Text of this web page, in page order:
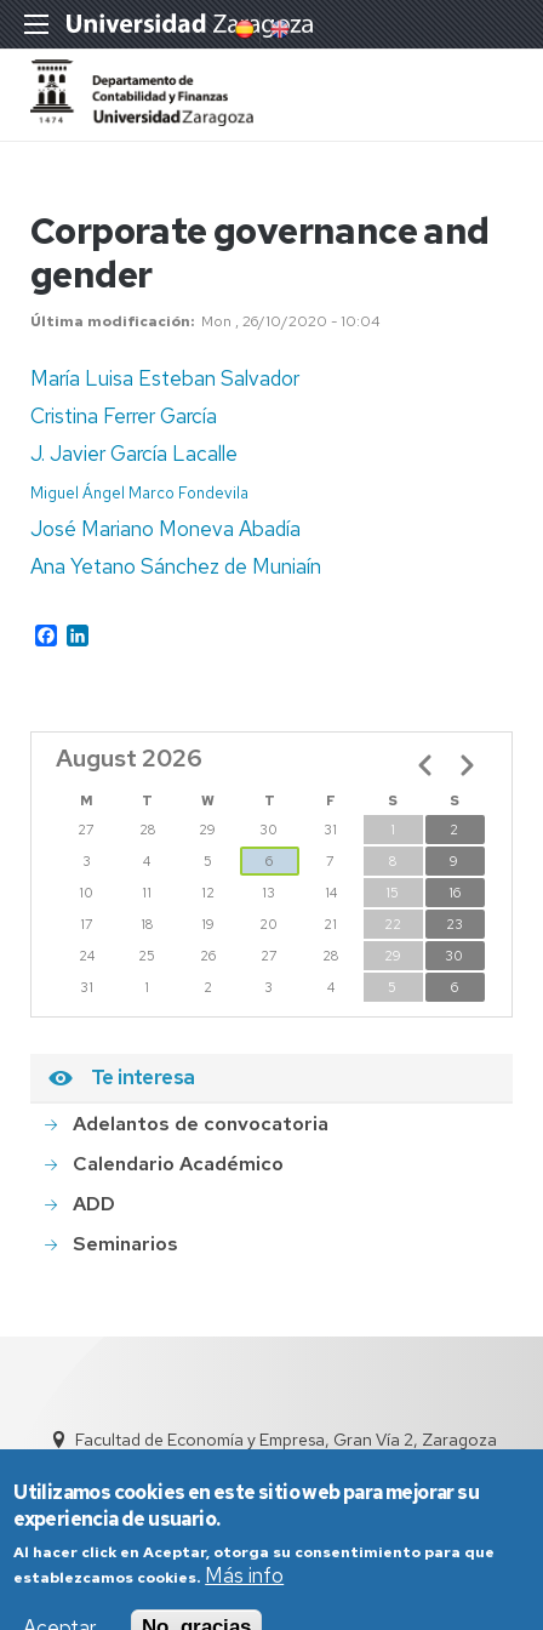
Corporate governance and
gender
Última modificación Mon , 26/10/2020 - 10:04
María Luisa Esteban Salvador
Cristina Ferrer García
J. Javier García Lacalle
Miguel Ángel Marco Fondevila
José Mariano Moneva Abadía
Ana Yetano Sánchez de Muniaín
Facebook
August 2026
M T W T F S
S
27
28 29 30 31 1
2
3
4 5 6 7 8
9
10
11 12 13 14 15
16
17
18 19 20 21 22
23
24
25 26 27 28 29
30
31
1 2 3 4 5 6
Pagination
Te interesa
Adelantos de convocatoria
Calendario Académico
ADD
Seminarios
Facultad de Economía y Empresa, Gran Vía 2, Zaragoza
Utilizamos cookies en este sitio web para mejorar su
experiencia de usuario.
Al hacer click en Aceptar, otorga su consentimiento para que
establezcamos cookies. Más info